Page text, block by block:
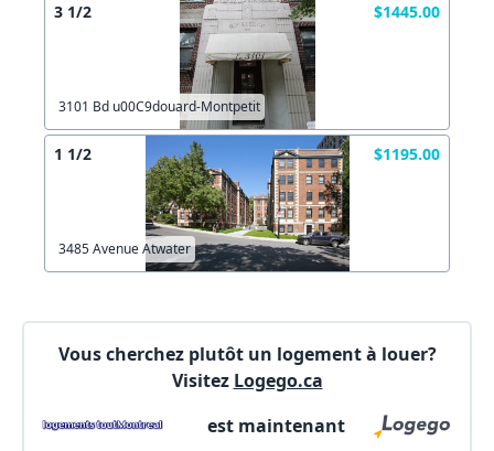
3 1/2 $1445.00
3101 Bd u00C9douard-Montpetit
1 1/2 $1195.00
3485 Avenue Atwater
Vous cherchez plutôt un logement à louer?
Visitez Logego.ca
est maintenant